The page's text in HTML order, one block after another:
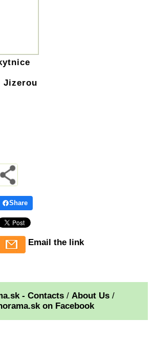
Jizerou
Share
Email the link
- Contacts/ About Us/
on Facebook